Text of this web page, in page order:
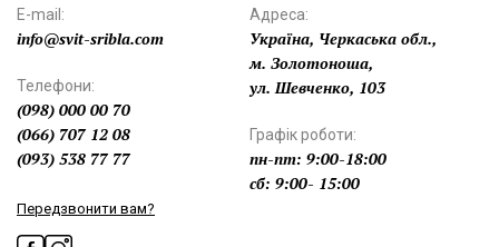
E-mail:
info@svit-sribla.com
Телефони:
(098) 000 00 70
(066) 707 12 08
(093) 538 77 77
Передзвонити вам?
Адреса:
Україна, Черкаська обл.,
м. Золотоноша,
ул. Шевченко, 103
Графік роботи:
пн-пт: 9:00-18:00
сб: 9:00- 15:00